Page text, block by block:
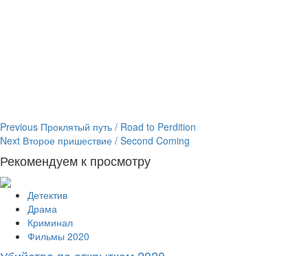
Continue
Reading
Previous Проклятый путь / Road to Perdition
Next Второе пришествие / Second Coming
Рекомендуем к просмотру
Детектив
Драма
Криминал
Фильмы 2020